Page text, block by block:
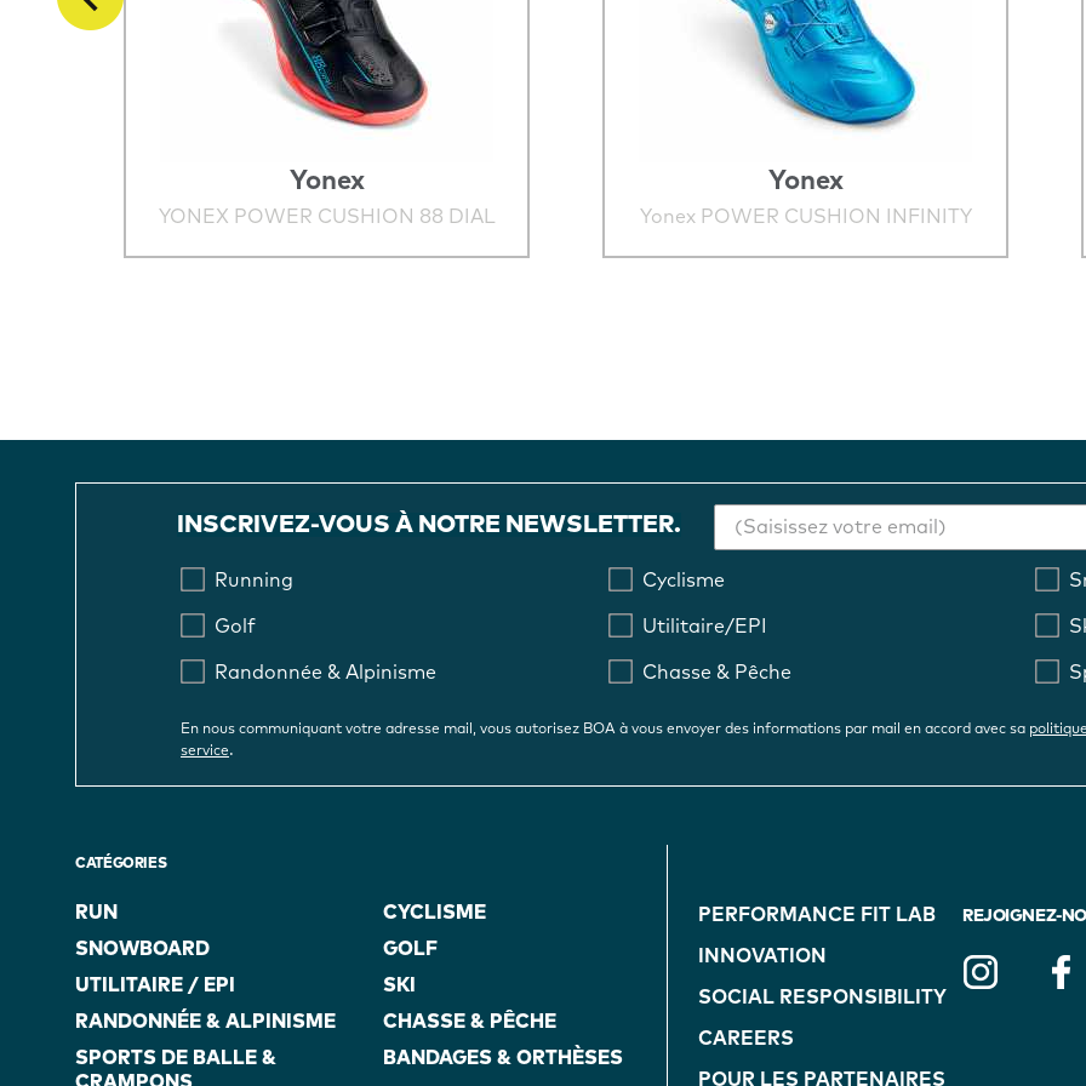
Yonex
YONEX POWER CUSHION 88 DIAL
Yonex
Yonex POWER CUSHION INFINITY
INSCRIVEZ-VOUS À NOTRE NEWSLETTER.
Running Cyclisme
Golf Utilitaire/EPI
Randonnée & Alpinisme Chasse & Pêche
En nous communiquant votre adresse mail, vous autorisez BOA à vous envoyer des informations par mail en accord avec sa
service.
CATÉGORIES
RUN
CYCLISME
SNOWBOARD
GOLF
UTILITAIRE / EPI
SKI
RANDONNÉE & ALPINISME
CHASSE & PÊCHE
SPORTS DE BALLE &
BANDAGES & ORTHÈSES
NAVIGATION
(ON
BLUE)
PERFORMANCE FIT LAB
INNOVATION
SOCIAL RESPONSIBILITY
CAREERS
POUR LES PARTENAIRES
REJOIGNEZ-